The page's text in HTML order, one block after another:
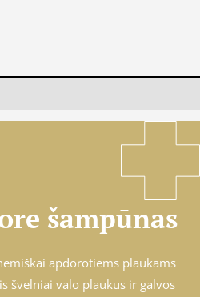
šampūnas
apdorotiems plaukams
švelniai valo plaukus ir galvos